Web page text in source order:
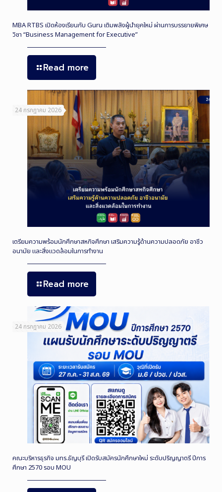
MBA RTBS เปิดห้องเรียนกับ Guru เติมพลังผู้นำยุคใหม่ ผ่านการบรรยายพิเศษ
วิชา “Business Management for Executive”
Read more
24 กรกฎาคม 2026
เตรียมความพร้อมนักศึกษาสหกิจศึกษา เสริมความรู้ด้านความปลอดภัย อาชีว
อนามัย และสิ่งแวดล้อมในการทำงาน
Read more
24 กรกฎาคม 2026
คณะบริหารธุรกิจ มทร.ธัญบุรี เปิดรับสมัครนักศึกษาใหม่ ระดับปริญญาตรี ปีการ
ศึกษา 2570 รอบ MOU